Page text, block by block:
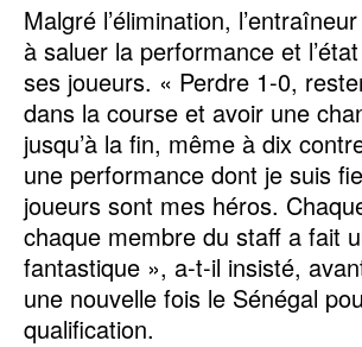
Malgré l’élimination,
à saluer la performance et
ses joueurs. « Perdre 1-0,
dans la course et avoir une
jusqu’à la fin, même à dix
une performance dont je suis
joueurs sont mes héros.
chaque membre du staff a fait
fantastique », a-t-il insisté,
une nouvelle fois le Sénégal
qualification.